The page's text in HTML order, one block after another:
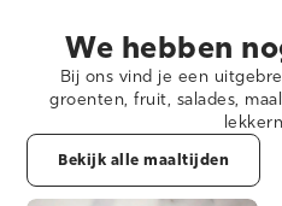
We hebben
Bij ons vind je een
groenten, fruit, salades,
Bekijk alle maaltijden